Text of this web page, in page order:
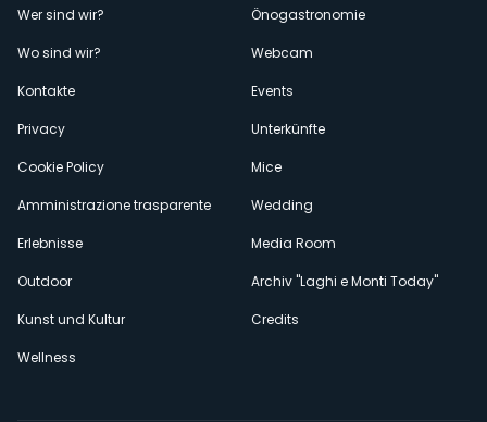
Menù
secondario
Wer sind wir?
Wo sind wir?
Kontakte
Privacy
Cookie Policy
Amministrazione trasparente
Erlebnisse
Outdoor
Kunst und Kultur
Wellness
Önogastronomie
Webcam
Events
Unterkünfte
Mice
Wedding
Media Room
Archiv "Laghi e Monti Today"
Credits